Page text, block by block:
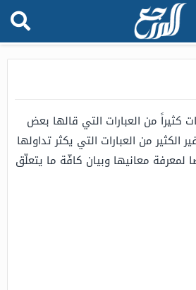
من العبارات التي قالها بعض
الكثير من العبارات التي يكثر تداولها
لمعرفة معانيها وبيان كافّة ما يتعلّق